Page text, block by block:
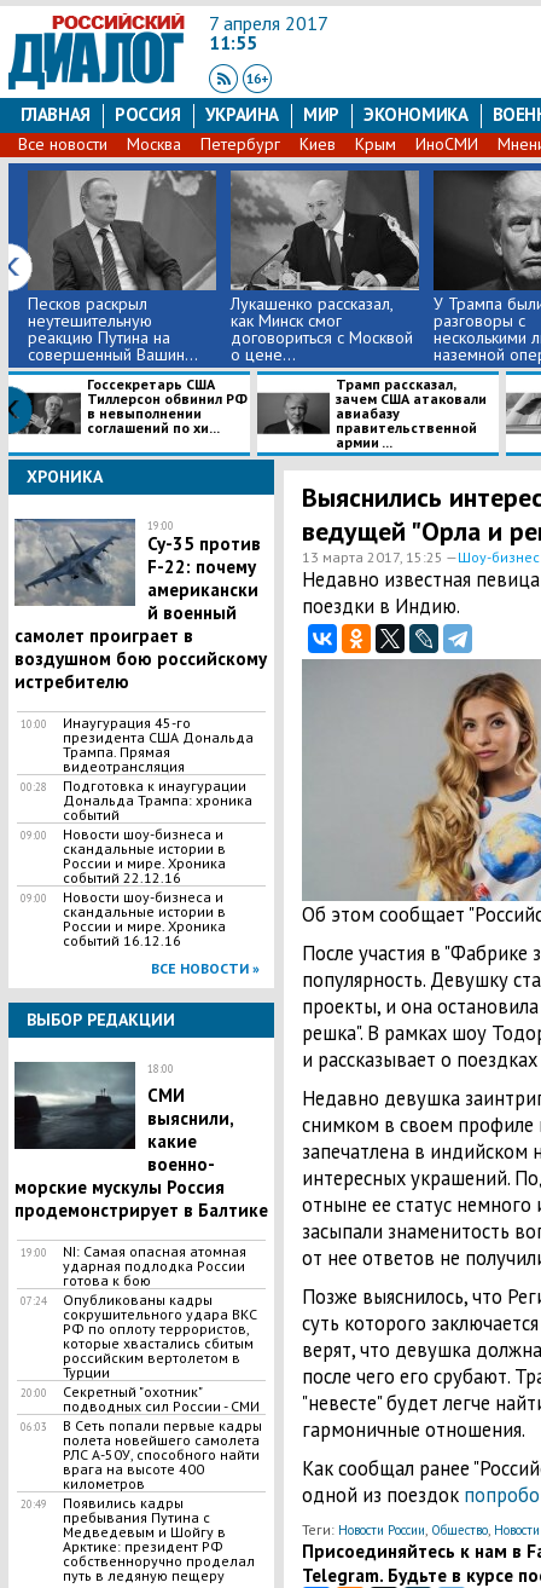
7 апреля 2017
11:55
ГЛАВНАЯ РОССИЯ УКРАИНА МИР ЭКОНОМИКА
Все новости Москва Петербург Киев Крым ИноСМИ
Песков раскрыл
неутешительную
реакцию Путина на
совершенный Вашин...
Лукашенко рассказал,
как Минск смог
договориться с Москвой
о цене...
У Трампа
разговоры с
несколькими
наземной
Госсекретарь США
Тиллерсон обвинил РФ
в невыполнении
соглашений по хи...
Трамп рассказал,
зачем США атаковали
авиабазу
правительственной
армии ...
ХРОНИКА
19:00
Су-35 против
F-22: почему
американски
й военный
самолет проиграет в
воздушном бою российскому
истребителю
10:00
Инаугурация 45-го
президента США Дональда
Трампа. Прямая
видеотрансляция
00:28
Подготовка к инаугурации
Дональда Трампа: хроника
событий
09:00
Новости шоу-бизнеса и
скандальные истории в
России и мире. Хроника
событий 22.12.16
09:00
Новости шоу-бизнеса и
скандальные истории в
России и мире. Хроника
событий 16.12.16
ВСЕ НОВОСТИ »
ВЫБОР РЕДАКЦИИ
18:00
СМИ
выяснили,
какие
военно-
морские мускулы Россия
продемонстрирует в Балтике
19:00
NI: Самая опасная атомная
ударная подлодка России
готова к бою
07:24
Опубликованы кадры
сокрушительного удара ВКС
РФ по оплоту террористов,
которые хвастались сбитым
российским вертолетом в
Турции
20:00
Cекретный "охотник"
подводных сил России - СМИ
06:03
В Сеть попали первые кадры
полета новейшего самолета
РЛС А-50У, способного найти
врага на высоте 400
километров
20:49
​Появились кадры
пребывания Путина с
Медведевым и Шойгу в
Арктике: президент РФ
собственноручно проделал
путь в ледяную пещеру
Выяснились
ведущей "Орла и
13 марта 2017, 15:25 —Шоу-бизнес
Недавно известная
поездки в Индию.
Об этом сообщает
После участия в "Фабрике
популярность. Девушку
проекты, и она
решка". В рамках шоу
и рассказывает о
Недавно девушка
снимком в своем профиле
запечатлена в индийском
интересных украшений.
отныне ее статус немного
засыпали знаменитость
от нее ответов не
Позже выяснилось, что
суть которого
верят, что девушка
после чего его срубают.
"невесте" будет легче
гармоничные отношения.
Как сообщал ранее
одной из поездок
Теги: Новости России, Общество,
Присоединяйтесь к нам в
Telegram. Будьте в курсе